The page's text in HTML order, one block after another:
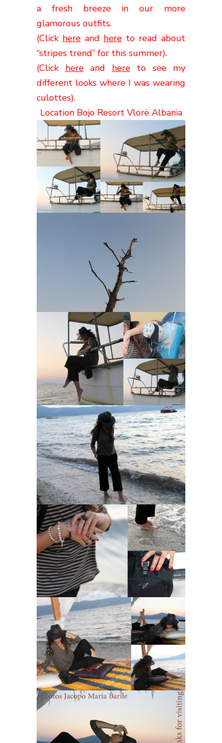
a fresh breeze in our more
glamorous outfits.
(Click here and here to read about
“stripes trend” for this summer).
(Click hereand hereto see my
different looks where I was wearing
culottes).
Location Bojo Resort Vlorë Albania